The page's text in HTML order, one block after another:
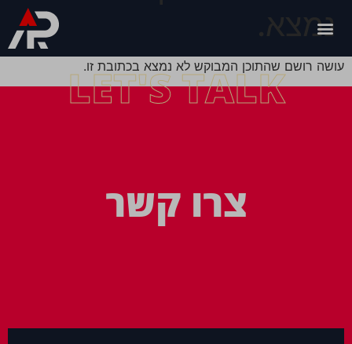
נמצא.
עושה רושם שהתוכן המבוקש לא נמצא בכתובת זו.
LET'S TALK
צרו קשר